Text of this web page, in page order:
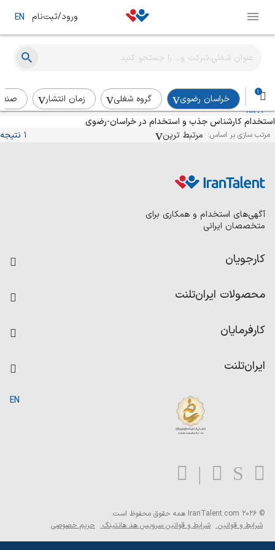
ورود/ثبت‌نام EN
1
خراسان رضوی گروه شغلی زمان انتشار
استخدام کارشناس جذب و استخدام در خراسان-رضوی
مرتب سازی بر اساس: مرتبط ترین 1 نتیجه
کارشناس جذب و استخدام
مشهد
حضوری در چند هفته‌ی اخیر
آگهی‌های استخدام و همکاری برای
متخصصان ایرانی
کارجویان
رزومه ساز
امتیاز شرکت‌ها
محصولات ایران‌تلنت
کاردیکس
کارفرمایان
ایران‌تلنت
بلاگ
EN
© 2026 IranTalent.com
همه حقوق محفوظ است.
شرایط و قوانین شرایط و قوانین سرویس هد هانتینگ حریم خصوصی